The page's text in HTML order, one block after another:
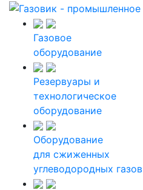
Газовое
оборудование
Резервуары и
технологическое
оборудование
Оборудование
для сжиженных
углеводородных газов